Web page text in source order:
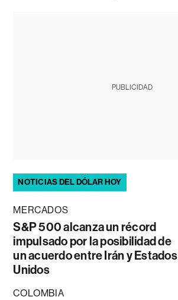
PUBLICIDAD
NOTICIAS DEL DÓLAR HOY
MERCADOS
S&P 500 alcanza un récord
impulsado por la posibilidad de
un acuerdo entre Irán y Estados
Unidos
COLOMBIA